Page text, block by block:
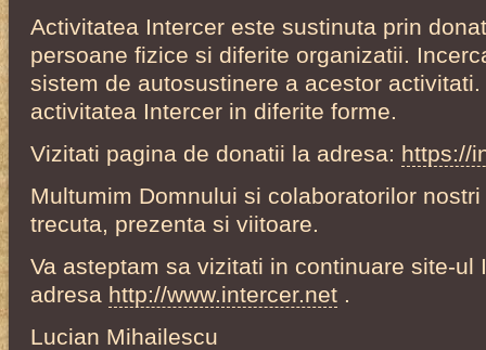
Activitatea Intercer este sustinuta prin
persoane fizice si diferite organizatii.
sistem de autosustinere a acestor
activitatea Intercer in diferite forme.
Vizitati pagina de donatii la adresa: https://
Multumim Domnului si colaboratorilor
trecuta, prezenta si viitoare.
Va asteptam sa vizitati in continuare site-ul
adresa http://www.intercer.net .
Lucian Mihailescu